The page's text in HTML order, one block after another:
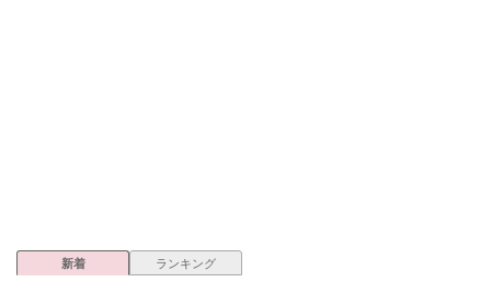
新着 ランキング